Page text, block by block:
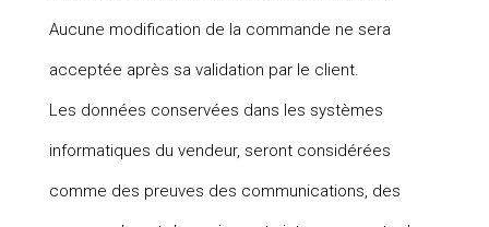
Aucune modification de la commande ne sera
acceptée après sa validation par le client.
Les données conservées dans les systèmes
informatiques du vendeur, seront considérées
comme des preuves des communications, des